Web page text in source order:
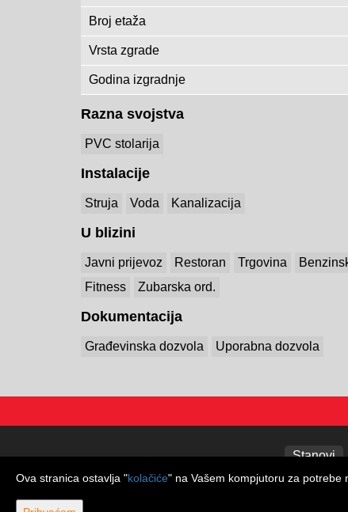
Broj etaža
Vrsta zgrade
Godina izgradnje
Razna svojstva
PVC stolarija
Instalacije
Struja Voda Kanalizacija
U blizini
Javni prijevoz Restoran Trgovina
Fitness
Zubarska ord.
Dokumentacija
Građevinska dozvola Uporabna dozvola
Stanovi
Ova stranica ostavlja "kolačiće" na Vašem kompjutoru za potrebe